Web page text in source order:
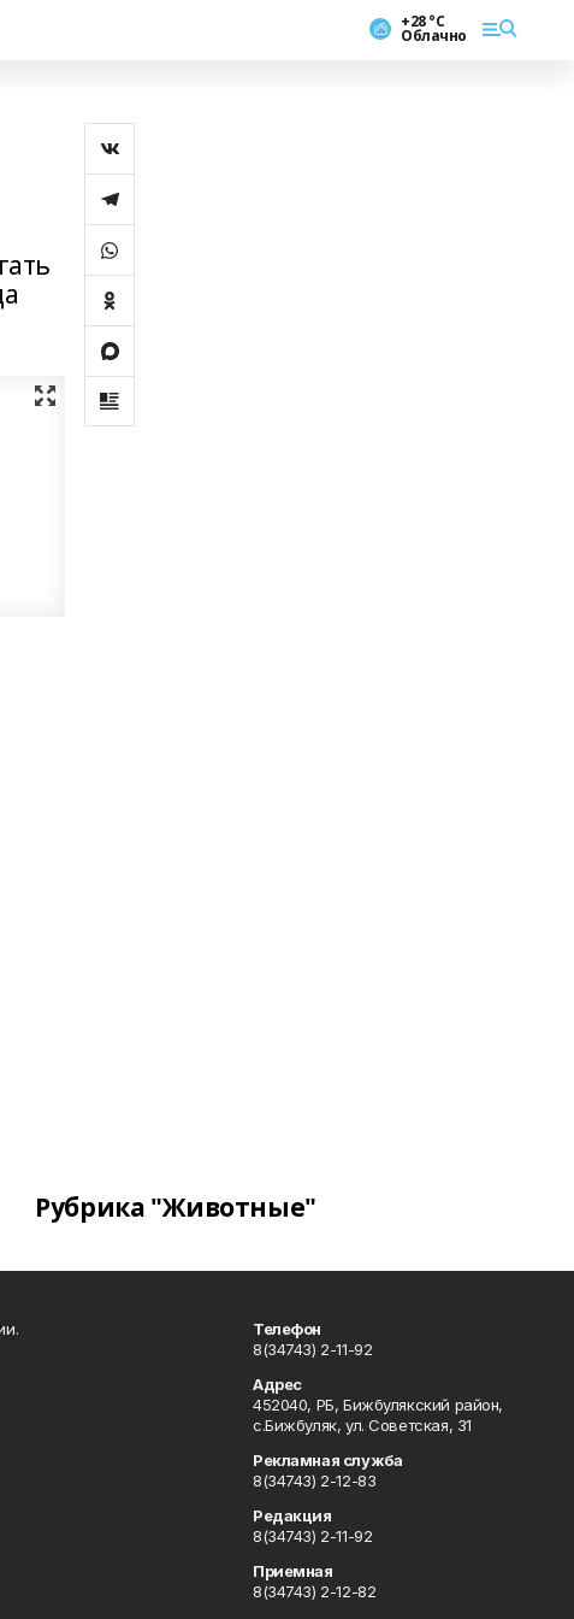
+28 °С
Облачно
Рубрика "Животные"
Телефон
8(34743) 2-11-92
Адрес
452040, РБ, Бижбулякский район,
с.Бижбуляк, ул. Советская, 31
Рекламная служба
8(34743) 2-12-83
Редакция
8(34743) 2-11-92
Приемная
8(34743) 2-12-82